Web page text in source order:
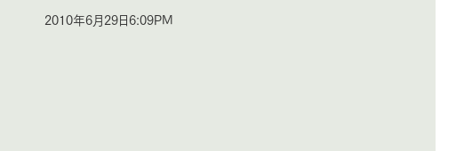
2010年6月29日6:09PM